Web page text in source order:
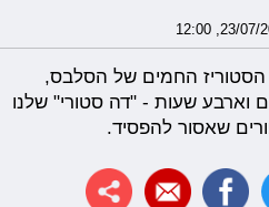
החמים של הסלבס,
וארבע שעות - "דה סטורי" שלנו
שאסור להפסיד.